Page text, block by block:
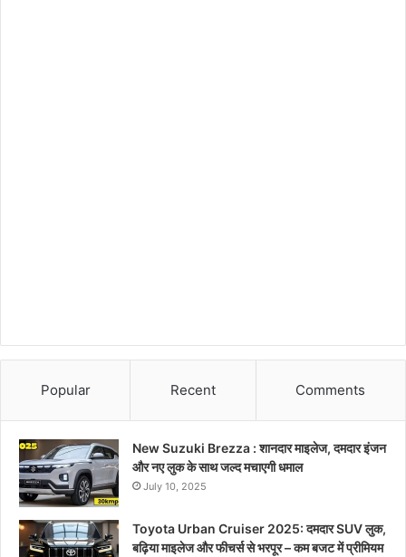
Popular Recent Comments
New Suzuki Brezza : शानदार माइलेज, दमदार इंजन
और नए लुक के साथ जल्द मचाएगी धमाल
July 10, 2025
Toyota Urban Cruiser 2025: दमदार SUV लुक,
बढ़िया माइलेज और फीचर्स से भरपूर – कम बजट में प्रीमियम